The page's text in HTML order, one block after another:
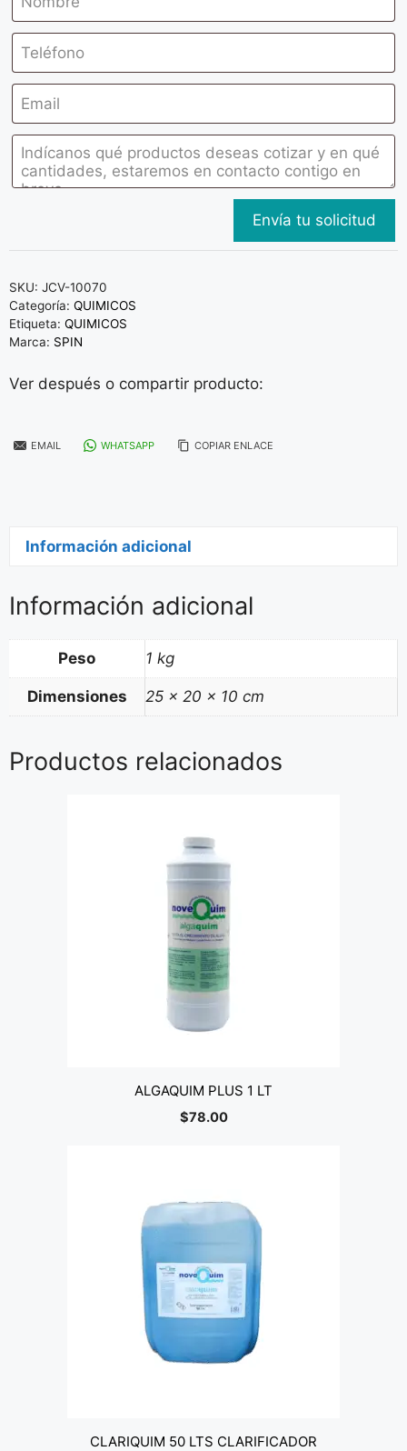
SKU: JCV-10070
Categoría: QUIMICOS
Etiqueta: QUIMICOS
Marca: SPIN
Ver después o compartir producto:
EMAIL WHATSAPP COPIAR ENLACE
Información adicional
Información adicional
Peso 1 kg
Dimensiones 25 × 20 × 10 cm
Productos relacionados
ALGAQUIM PLUS 1 LT
$78.00
CLARIQUIM 50 LTS CLARIFICADOR